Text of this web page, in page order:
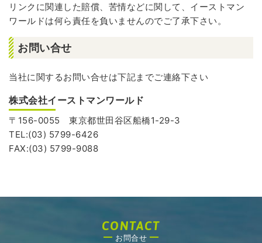
リンクに関連した賠償、苦情などに関して、イーストマン
ワールドは何ら責任を負いませんのでご了承下さい。
お問い合せ
当社に関するお問い合せは下記までご連絡下さい
株式会社イーストマンワールド
〒156-0055 東京都世田谷区船橋1-29-3
TEL:(03) 5799-6426
FAX:(03) 5799-9088
CONTACT
お問合せ